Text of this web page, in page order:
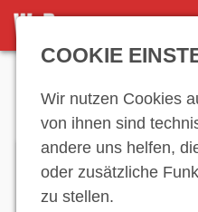
COOKIE
Wir nutzen Cookies
von ihnen sind
andere uns helfen,
oder zusätzliche
zu stellen.